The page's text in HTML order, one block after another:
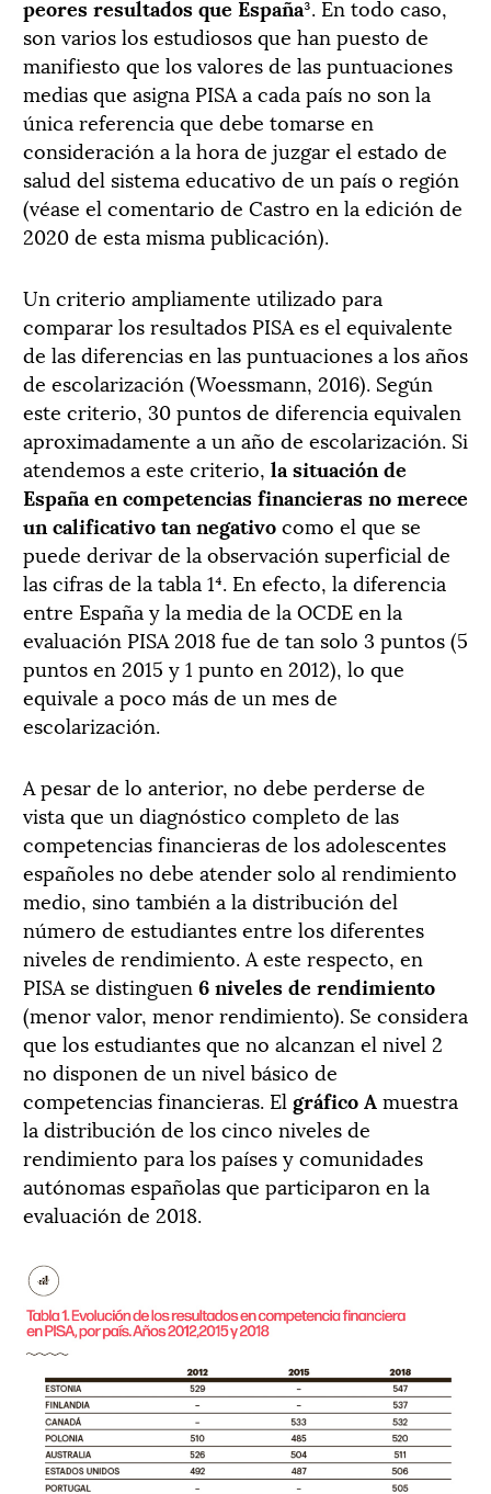
peores resultados que España³. En todo caso,
son varios los estudiosos que han puesto de
manifiesto que los valores de las puntuaciones
medias que asigna PISA a cada país no son la
única referencia que debe tomarse en
consideración a la hora de juzgar el estado de
salud del sistema educativo de un país o región
(véase el comentario de Castro en la edición de
2020 de esta misma publicación).
Un criterio ampliamente utilizado para
comparar los resultados PISA es el equivalente
de las diferencias en las puntuaciones a los años
de escolarización (Woessmann, 2016). Según
este criterio, 30 puntos de diferencia equivalen
aproximadamente a un año de escolarización. Si
atendemos a este criterio, la situación de
España en competencias financieras no merece
un calificativo tan negativocomo el que se
puede derivar de la observación superficial de
las cifras de la tabla 1⁴. En efecto, la diferencia
entre España y la media de la OCDE en la
evaluación PISA 2018 fue de tan solo 3 puntos (5
puntos en 2015 y 1 punto en 2012), lo que
equivale a poco más de un mes de
escolarización.
A pesar de lo anterior, no debe perderse de
vista que un diagnóstico completo de las
competencias financieras de los adolescentes
españoles no debe atender solo al rendimiento
medio, sino también a la distribución del
número de estudiantes entre los diferentes
niveles de rendimiento. A este respecto, en
PISA se distinguen 6 niveles de rendimiento
(menor valor, menor rendimiento). Se considera
que los estudiantes que no alcanzan el nivel 2
no disponen de un nivel básico de
competencias financieras. El gráfico A muestra
la distribución de los cinco niveles de
rendimiento para los países y comunidades
autónomas españolas que participaron en la
evaluación de 2018.